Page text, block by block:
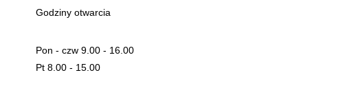
Godziny otwarcia
Pon - czw 9.00 - 16.00
Pt 8.00 - 15.00